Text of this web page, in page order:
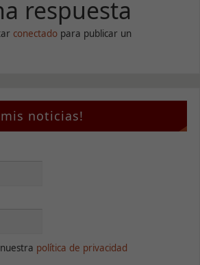
respuesta
conectado para publicar un
noticias!
política de privacidad
mejorar la
funcionalidad
y estructura
de la web, en
Experiencia
funcionalidades